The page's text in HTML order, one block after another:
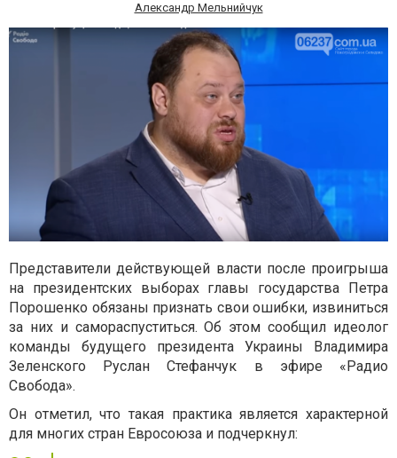
Александр Мельнийчук
Представители действующей власти после проигрыша
на президентских выборах главы государства Петра
Порошенко обязаны признать свои ошибки, извиниться
за них и самораспуститься. Об этом сообщил идеолог
команды будущего президента Украины Владимира
Зеленского Руслан Стефанчук в эфире «Радио
Свобода».
Он отметил, что такая практика является характерной
для многих стран Евросоюза и подчеркнул: